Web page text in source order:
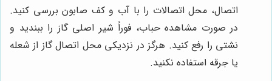
اتصال، محل اتصالات را با آب و کف صابون بررسی کنید.
در صورت مشاهده حباب، فوراً شیر اصلی گاز را ببندید و
نشتی را رفع کنید. هرگز در نزدیکی محل اتصال گاز از شعله
یا جرقه استفاده نکنید.